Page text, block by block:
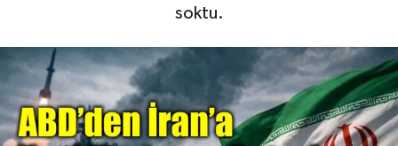
soktu.
Gayrimenkul
Spor